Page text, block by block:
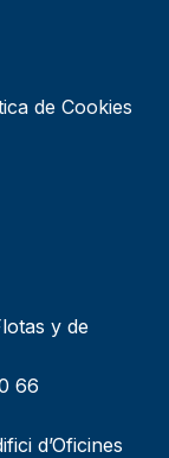
de Cookies
y de
66
d’Oficines